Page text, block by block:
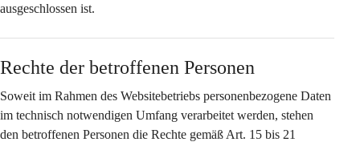
ausgeschlossen ist.
Rechte der betroffenen Personen
Soweit im Rahmen des Websitebetriebs personenbezogene Daten
im technisch notwendigen Umfang verarbeitet werden, stehen
den betroffenen Personen die Rechte gemäß Art. 15 bis 21